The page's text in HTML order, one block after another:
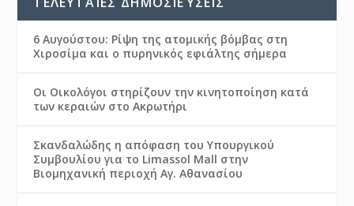
6 Αυγούστου: Ρίψη της ατομικής βόμβας στη
Χιροσίμα και ο πυρηνικός εφιάλτης σήμερα
Οι Οικολόγοι στηρίζουν την κινητοποίηση κατά
των κεραιών στο Ακρωτήρι
Σκανδαλώδης η απόφαση του Υπουργικού
Συμβουλίου για το Limassol Mall στην
Βιομηχανική περιοχή Αγ. Αθανασίου